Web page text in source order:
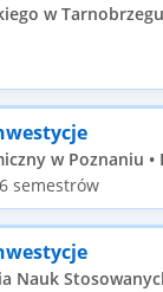
w
w Poznaniu •
semestrów
Nauk